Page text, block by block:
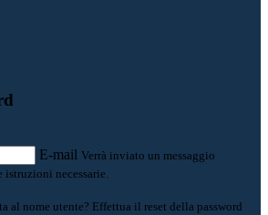
E-mail Verrà inviato un messaggio
necessarie.
al nome utente? Effettua il reset della password